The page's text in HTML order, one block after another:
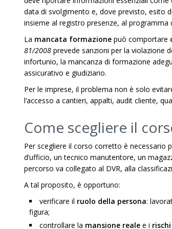
data di svolgimento e, dove previsto, esito
insieme al registro presenze, al
La mancata formazione può comportare
81/2008 prevede sanzioni per la violazione
infortunio, la mancanza di formazione
assicurativo e giudiziario.
Per le imprese, il problema non è solo
l’accesso a cantieri, appalti, audit cliente,
Come scegliere il
Per scegliere il corso corretto è necessario
d’ufficio, un tecnico manutentore, un
percorso va collegato al DVR, alla
A tal proposito, è opportuno:
verificare il ruolo della persona:
figura;
controllare la mansione reale e i rischi